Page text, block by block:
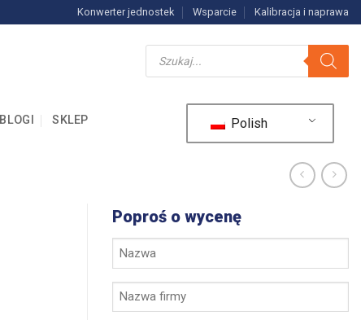
Konwerter jednostek Wsparcie Kalibracja i naprawa
Wyszukiwarka
produktów
BLOGI SKLEP Polish
Poproś o wycenę
Imię
i
nazwisko
*
Nazwa
firmy